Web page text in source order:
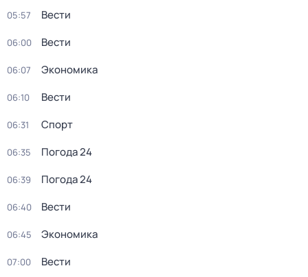
05:57 Вести
06:00 Вести
06:07 Экономика
06:10 Вести
06:31 Спорт
06:35 Погода 24
06:39 Погода 24
06:40 Вести
06:45 Экономика
07:00 Вести